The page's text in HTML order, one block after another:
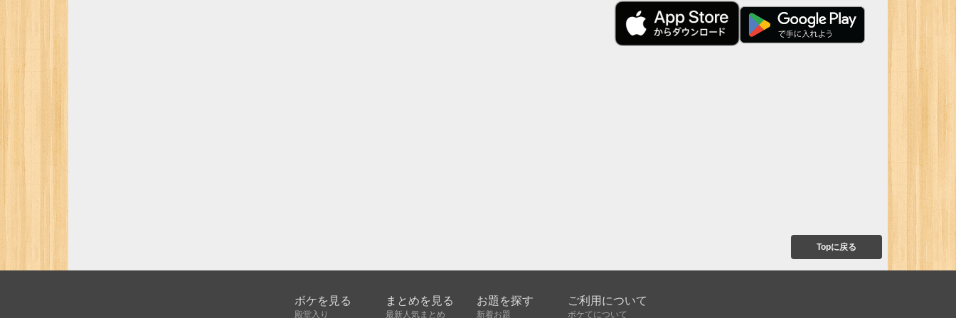
Topに戻る
ボケを見る
殿堂入り
まとめを見る
最新人気まとめ
お題を探す
新着お題
ご利用について
ボケてについて